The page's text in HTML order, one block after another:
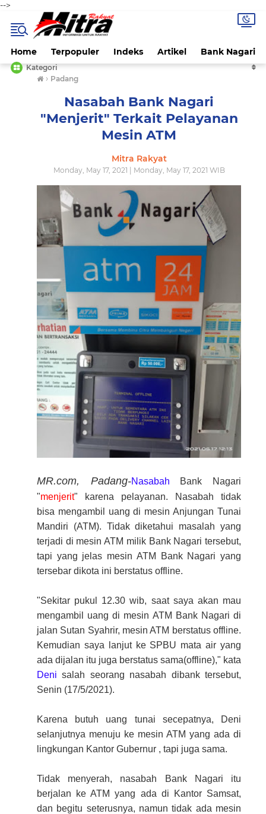
-->
Home Terpopuler Indeks Artikel Bank Nagari
Kategori
› Padang
Nasabah Bank Nagari
"Menjerit" Terkait Pelayanan
Mesin ATM
Mitra Rakyat
Monday, May 17, 2021 | Monday, May 17, 2021 WIB
MR.com, Padang-Nasabah Bank Nagari
"menjerit" karena pelayanan. Nasabah tidak
bisa mengambil uang di mesin Anjungan Tunai
Mandiri (ATM). Tidak diketahui masalah yang
terjadi di mesin ATM milik Bank Nagari tersebut,
tapi yang jelas mesin ATM Bank Nagari yang
tersebar dikota ini berstatus offline.
"Sekitar pukul 12.30 wib, saat saya akan mau
mengambil uang di mesin ATM Bank Nagari di
jalan Sutan Syahrir, mesin ATM berstatus offline.
Kemudian saya lanjut ke SPBU mata air yang
ada dijalan itu juga berstatus sama(offline)," kata
Deni salah seorang nasabah dibank tersebut,
Senin (17/5/2021).
Karena butuh uang tunai secepatnya, Deni
selanjutnya menuju ke mesin ATM yang ada di
lingkungan Kantor Gubernur , tapi juga sama.
Tidak menyerah, nasabah Bank Nagari itu
berjalan ke ATM yang ada di Kantor Samsat,
dan begitu seterusnya, namun tidak ada mesin